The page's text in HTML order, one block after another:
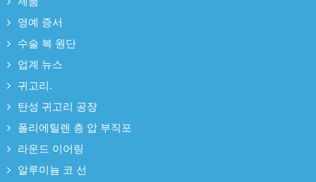
영예 증서
수술 복 원단
업계 뉴스
귀고리.
탄성 귀고리 공장
폴리에틸렌 층 압 부직포
라운드 이어링
알루미늄 코 선